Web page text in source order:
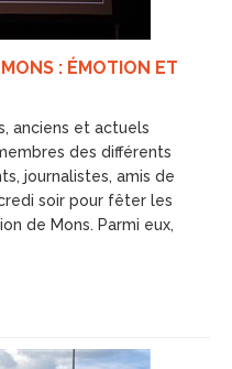
: ÉMOTION ET
anciens et actuels
des différents
journalistes, amis de
soir pour fêter les
de Mons. Parmi eux,